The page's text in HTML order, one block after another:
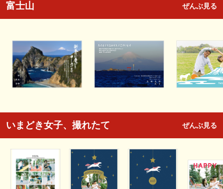
富士山 ぜんぶ見る
いまどき女子、撮れたて ぜんぶ見る